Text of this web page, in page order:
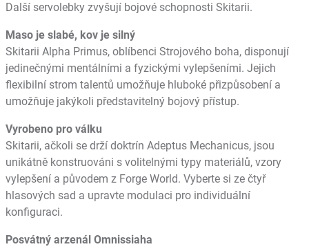
Další servolebky zvyšují bojové schopnosti Skitarii.
Maso je slabé, kov je silný
Skitarii Alpha Primus, oblíbenci Strojového boha, disponují
jedinečnými mentálními a fyzickými vylepšeními. Jejich
flexibilní strom talentů umožňuje hluboké přizpůsobení a
umožňuje jakýkoli představitelný bojový přístup.
Vyrobeno pro válku
Skitarii, ačkoli se drží doktrín Adeptus Mechanicus, jsou
unikátně konstruováni s volitelnými typy materiálů, vzory
vylepšení a původem z Forge World. Vyberte si ze čtyř
hlasových sad a upravte modulaci pro individuální
konfiguraci.
Posvátný arzenál Omnissiaha